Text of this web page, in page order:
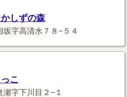
しずの森
坂字高清水７８−５４
こ
瀬字下川目２−１